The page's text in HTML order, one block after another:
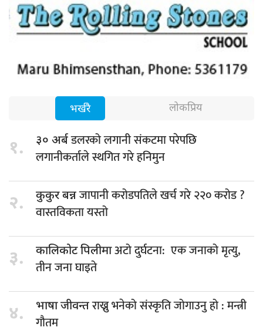
भर्खरै लोकप्रिय
१. ३० अर्बडलरको लगानी संकटमा परेपछि
लगानीकर्ताले स्थगित गरे हनिमुन
२. कुकुर बन्नजापानी करोडपतिले खर्च गरे २२० करोड ?
वास्तविकता यस्तो
३. कालिकोट पिलीमाअटो दुर्घटना: एक जनाको मृत्यु,
तीन जना घाइते
४. भाषा जीवन्तराख्नु भनेको संस्कृति जोगाउनु हो : मन्त्री
गौतम